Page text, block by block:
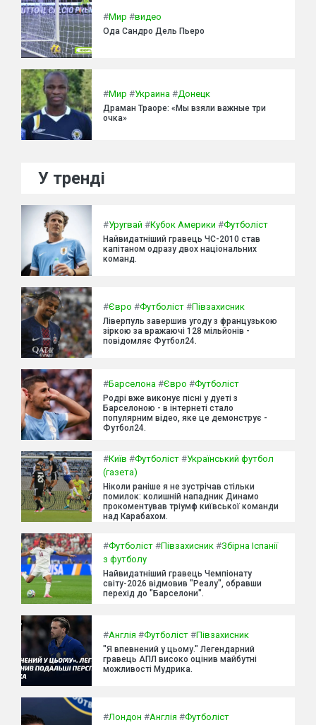
#Мир #видео
Ода Сандро Дель Пьеро
#Мир #Украина #Донецк
Драман Траоре: «Мы взяли важные три
очка»
У тренді
#Уругвай #Кубок Америки #Футболіст
Найвидатніший гравець ЧС-2010 став
капітаном одразу двох національних
команд.
#Євро #Футболіст #Півзахисник
Ліверпуль завершив угоду з французькою
зіркою за вражаючі 128 мільйонів -
повідомляє Футбол24.
#Барселона #Євро #Футболіст
Родрі вже виконує пісні у дуеті з
Барселоною - в інтернеті стало
популярним відео, яке це демонструє -
Футбол24.
#Київ #Футболіст #Український футбол
(газета)
Ніколи раніше я не зустрічав стільки
помилок: колишній нападник Динамо
прокоментував тріумф київської команди
над Карабахом.
#Футболіст #Півзахисник #Збірна Іспанії
з футболу
Найвидатніший гравець Чемпіонату
світу-2026 відмовив "Реалу", обравши
перехід до "Барселони".
#Англія #Футболіст #Півзахисник
"Я впевнений у цьому." Легендарний
гравець АПЛ високо оцінив майбутні
можливості Мудрика.
#Лондон #Англія #Футболіст